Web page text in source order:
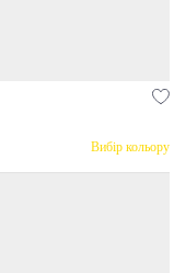
Вибір кольору